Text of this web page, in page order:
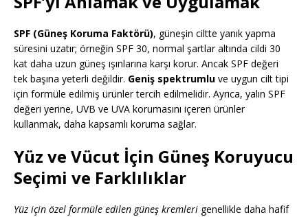
SPF (Güneş Koruma Faktörü), güneşin ciltte yanık yapma
süresini uzatır; örneğin SPF 30, normal şartlar altında cildi 30
kat daha uzun güneş ışınlarına karşı korur. Ancak SPF değeri
tek başına yeterli değildir. Geniş spektrumlu ve uygun cilt tipi
için formüle edilmiş ürünler tercih edilmelidir. Ayrıca, yalın SPF
değeri yerine, UVB ve UVA korumasını içeren ürünler
kullanmak, daha kapsamlı koruma sağlar.
Yüz ve Vücut İçin Güneş Koruyucu
Seçimi ve Farklılıklar
Yüz için özel formüle edilen güneş kremleri genellikle daha hafif